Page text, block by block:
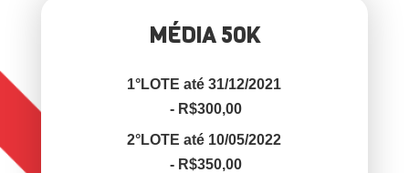
MÉDIA 50K
1°LOTE até 31/12/2021
- R$300,00
2°LOTE até 10/05/2022
- R$350,00